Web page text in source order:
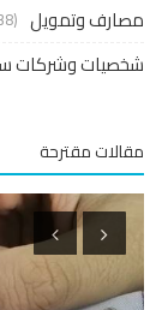
وتمويل (238)
وشركات سورية
مقترحة